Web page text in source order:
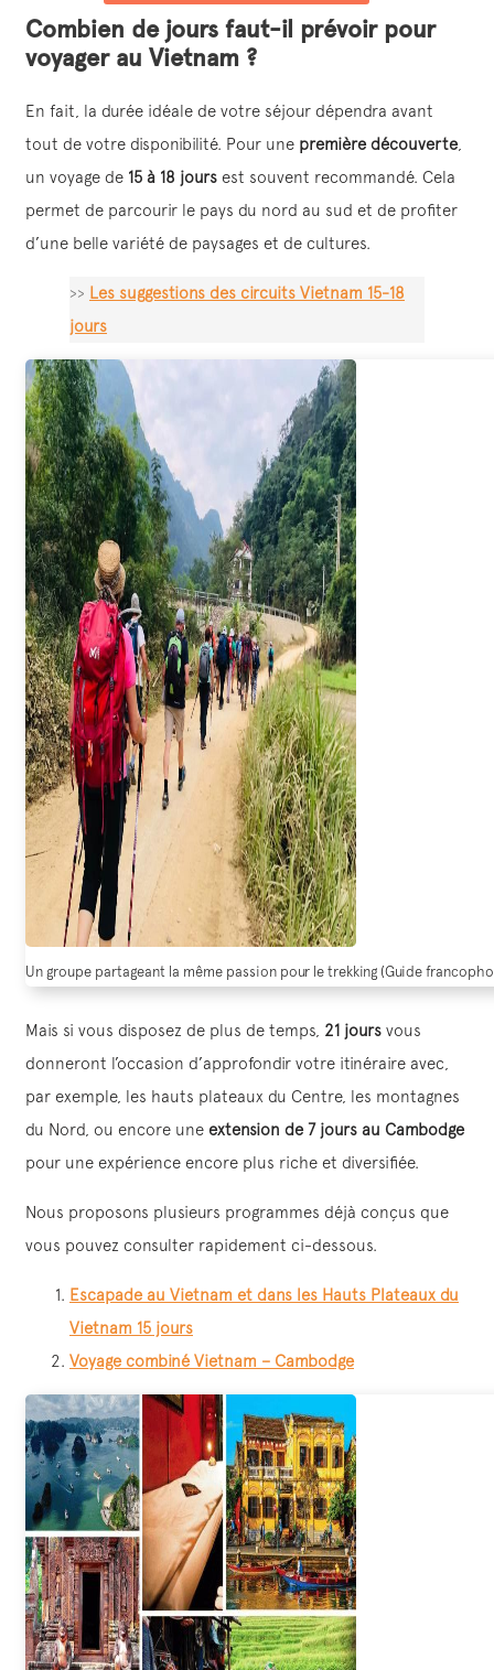
Combien de jours faut-il prévoir pour
voyager au Vietnam ?
En fait, la durée idéale de votre séjour dépendra avant
tout de votre disponibilité. Pour une première découverte,
un voyage de 15 à 18 jours est souvent recommandé. Cela
permet de parcourir le pays du nord au sud et de profiter
d’une belle variété de paysages et de cultures.
>> Les suggestions des circuits Vietnam 15-18
jours
Un groupe partageant la même passion pour le trekking (Guide
Mais si vous disposez de plus de temps, 21 jours vous
donneront l’occasion d’approfondir votre itinéraire avec,
par exemple, les hauts plateaux du Centre, les montagnes
du Nord, ou encore une extension de 7 jours au Cambodge
pour une expérience encore plus riche et diversifiée.
Nous proposons plusieurs programmes déjà conçus que
vous pouvez consulter rapidement ci-dessous.
Escapade au Vietnam et dans les Hauts Plateaux du
Vietnam 15 jours
Voyage combiné Vietnam – Cambodge